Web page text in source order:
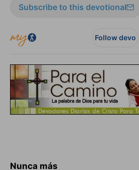
Subscribe to this devotional
Follow devo
Nunca más